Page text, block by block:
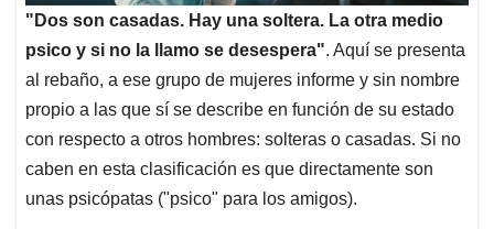
"Dos son casadas. Hay una soltera. La otra medio
psico y si no la llamo se desespera". Aquí se presenta
al rebaño, a ese grupo de mujeres informe y sin nombre
propio a las que sí se describe en función de su estado
con respecto a otros hombres: solteras o casadas. Si no
caben en esta clasificación es que directamente son
unas psicópatas ("psico" para los amigos).